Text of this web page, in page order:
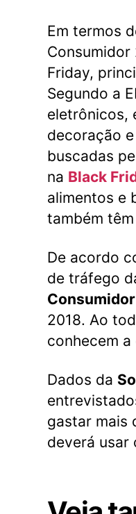
Em termos
Consumidor
Friday,
Segundo a
eletrônicos,
decoração
buscadas
na Black
alimentos e
também
De acordo
de tráfego
2018. Ao
conhecem
Dados da
gastar mais
deverá